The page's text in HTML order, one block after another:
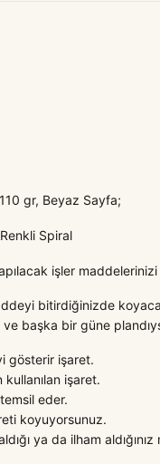
gr, Beyaz Sayfa;
Spiral
işler
bitirdiğinizde
başka bir güne
gösterir işaret.
işaret.
eder.
koyuyorsunuz.
ya da ilham aldığınız